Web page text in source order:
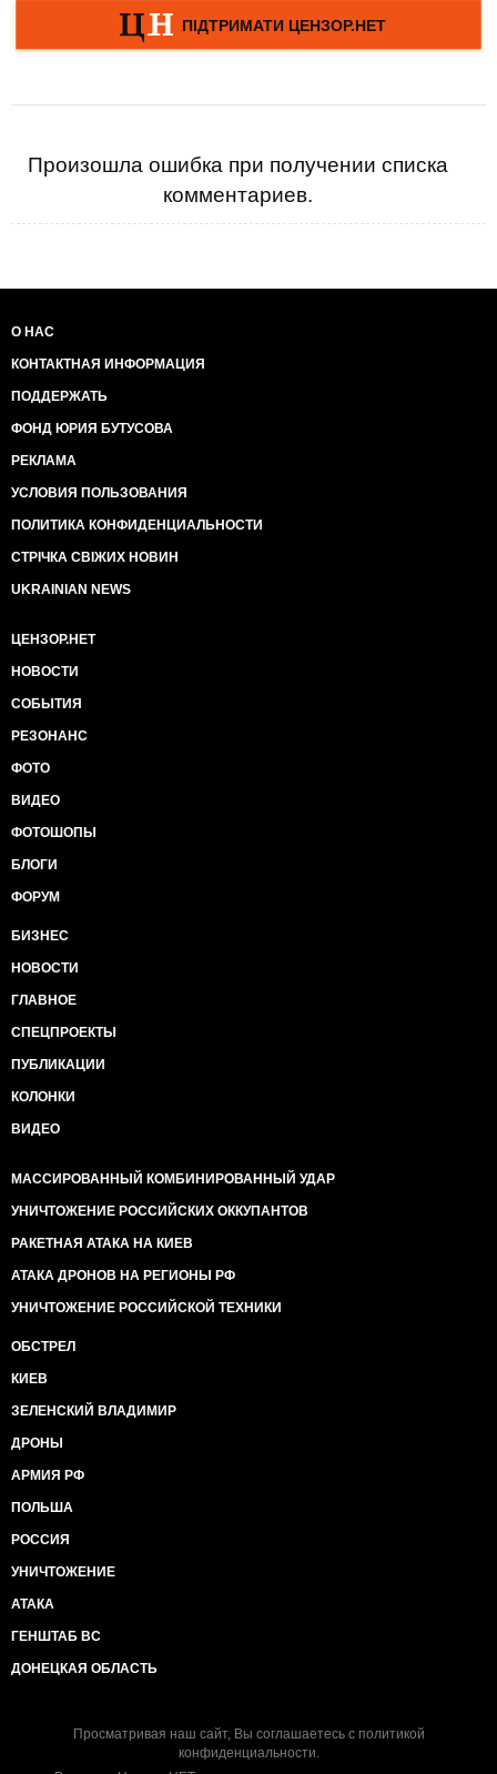
Произошла ошибка при получении списка
комментариев.
О НАС
КОНТАКТНАЯ ИНФОРМАЦИЯ
ПОДДЕРЖАТЬ
ФОНД ЮРИЯ БУТУСОВА
РЕКЛАМА
УСЛОВИЯ ПОЛЬЗОВАНИЯ
ПОЛИТИКА КОНФИДЕНЦИАЛЬНОСТИ
СТРІЧКА СВІЖИХ НОВИН
UKRAINIAN NEWS
ЦЕНЗОР.НЕТ
НОВОСТИ
СОБЫТИЯ
РЕЗОНАНС
ФОТО
ВИДЕО
ФОТОШОПЫ
БЛОГИ
ФОРУМ
БИЗНЕС
НОВОСТИ
ГЛАВНОЕ
СПЕЦПРОЕКТЫ
ПУБЛИКАЦИИ
КОЛОНКИ
ВИДЕО
МАССИРОВАННЫЙ КОМБИНИРОВАННЫЙ УДАР
УНИЧТОЖЕНИЕ РОССИЙСКИХ ОККУПАНТОВ
РАКЕТНАЯ АТАКА НА КИЕВ
АТАКА ДРОНОВ НА РЕГИОНЫ РФ
УНИЧТОЖЕНИЕ РОССИЙСКОЙ ТЕХНИКИ
ОБСТРЕЛ
КИЕВ
ЗЕЛЕНСКИЙ ВЛАДИМИР
ДРОНЫ
АРМИЯ РФ
ПОЛЬША
РОССИЯ
УНИЧТОЖЕНИЕ
АТАКА
ГЕНШТАБ ВС
ДОНЕЦКАЯ ОБЛАСТЬ
Просматривая наш сайт, Вы соглашаетесь с политикой
конфиденциальности.